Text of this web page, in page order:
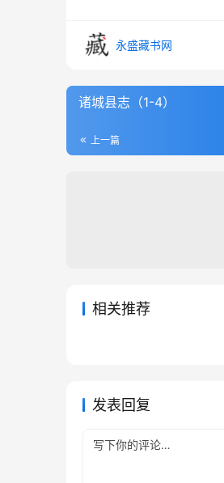
永盛藏书网
诸城县志（1-4）
上一篇
相关推荐
发表回复